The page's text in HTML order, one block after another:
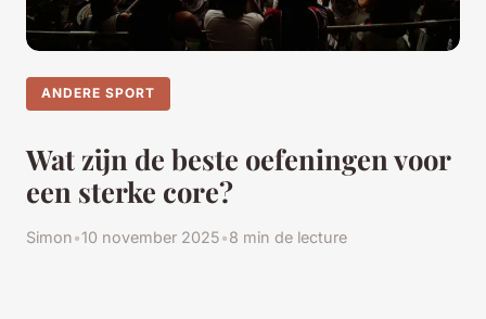
ANDERE SPORT
Wat zijn de beste oefeningen voor
een sterke core?
Simon•10 november 2025•8 min de lecture